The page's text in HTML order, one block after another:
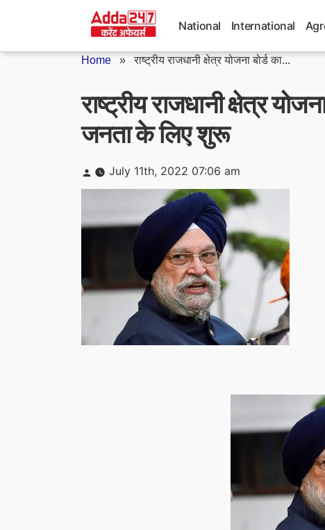
National International
Home »राष्ट्रीय राजधानी क्षेत्र योजना बोर्ड का...
राष्ट्रीय राजधानी क्षेत्र
जनता के लिए शुरू
Posted
by
July 11th, 2022 07:06 am